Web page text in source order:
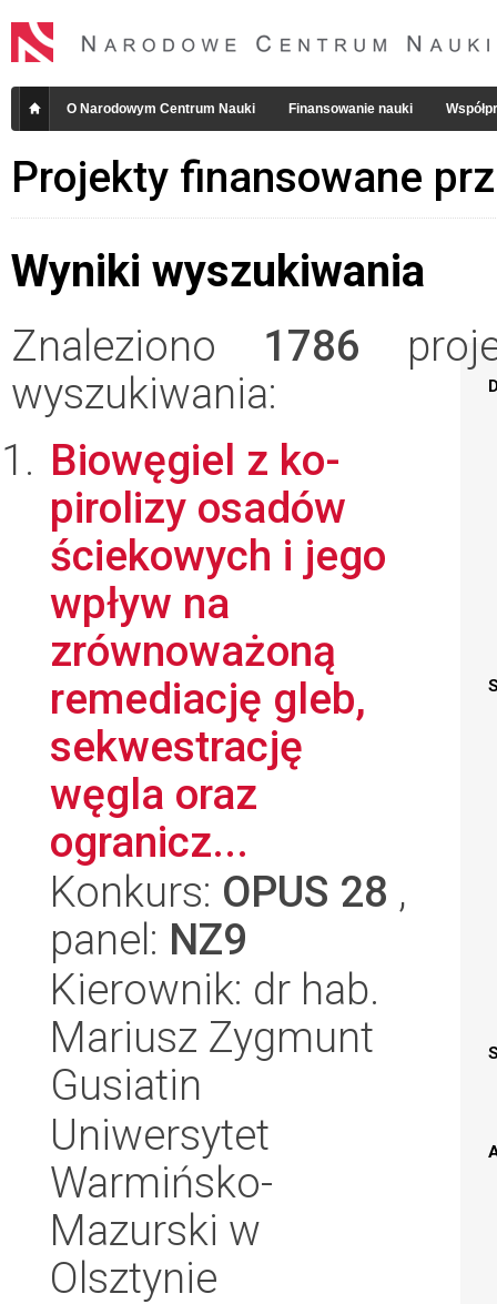
O Narodowym Centrum Nauki Finansowanie nauki
Projekty finansowane
Wyniki wyszukiwania
Znaleziono 1786
wyszukiwania:
Biowęgiel z ko-
pirolizy osadów
ściekowych i jego
wpływ na
zrównoważoną
remediację gleb,
sekwestrację
węgla oraz
ogranicz...
Konkurs: OPUS 28 ,
panel: NZ9
Kierownik: dr hab.
Mariusz Zygmunt
Gusiatin
Uniwersytet
Warmińsko-
Mazurski w
Olsztynie